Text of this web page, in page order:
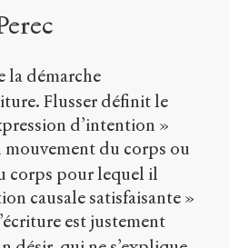
la démarche
Flusser définit le
d’intention »
mouvement du corps ou
corps pour lequel il
causale satisfaisante »
est justement